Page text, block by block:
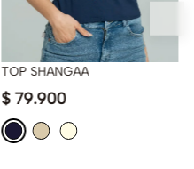
TOP SHANGAA
$ 79.900